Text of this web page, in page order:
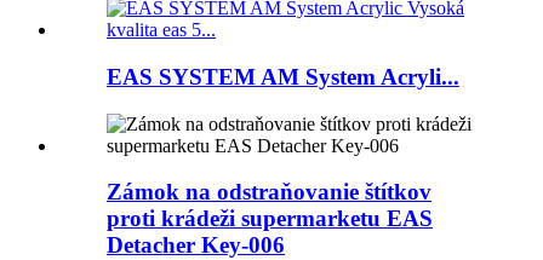
EAS SYSTEM AM System Acryli...
Zámok na odstraňovanie štítkov
proti krádeži supermarketu EAS
Detacher Key-006